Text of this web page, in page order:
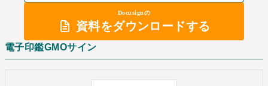
Docusignの
資料をダウンロードする
電子印鑑GMOサイン